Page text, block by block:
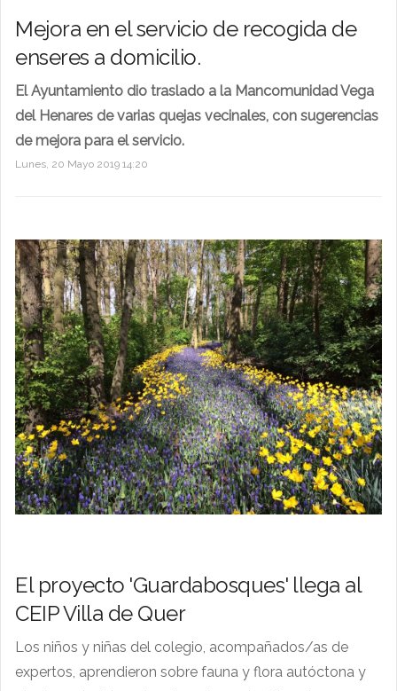
Mejora en el servicio de recogida de
enseres a domicilio.
El Ayuntamiento dio traslado a la Mancomunidad Vega
del Henares de varias quejas vecinales, con sugerencias
de mejora para el servicio.
Lunes, 20 Mayo 2019 14:20
El proyecto 'Guardabosques' llega al
CEIP Villa de Quer
Los niños y niñas del colegio, acompañados/as de
expertos, aprendieron sobre fauna y flora autóctona y